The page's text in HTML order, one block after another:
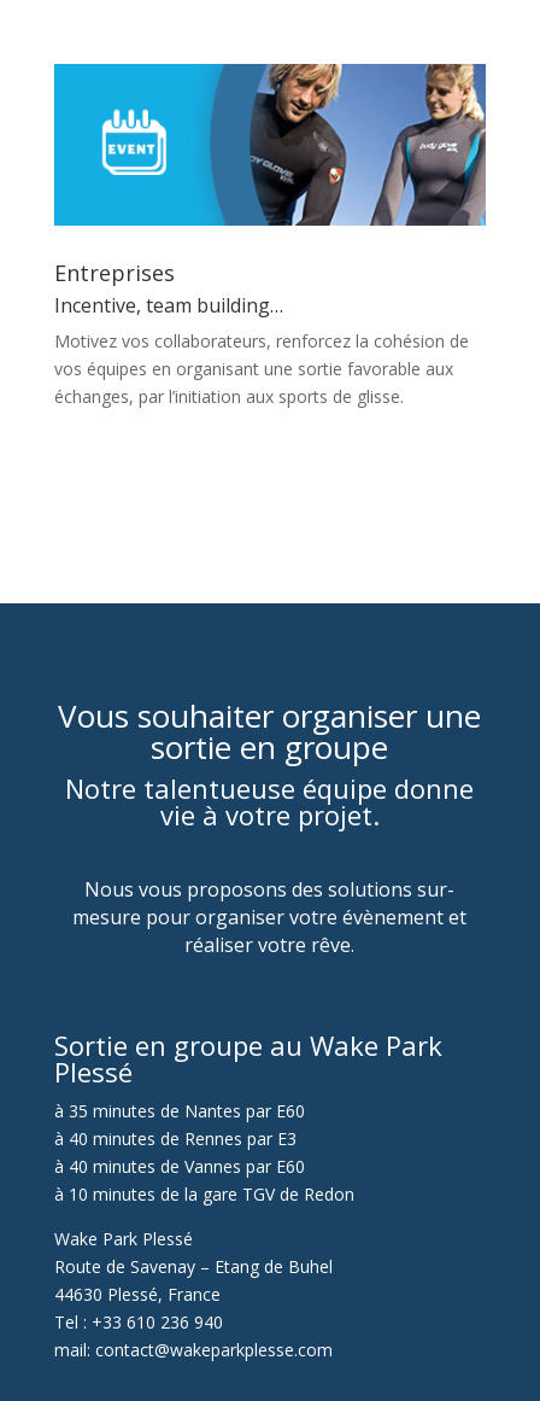
Entreprises
Incentive, team building…
Motivez vos collaborateurs, renforcez la cohésion de
vos équipes en organisant une sortie favorable aux
échanges, par l’initiation aux sports de glisse.
Vous souhaiter organiser une
sortie en groupe
Notre talentueuse équipe donne
vie à votre projet.
Nous vous proposons des solutions sur-
mesure pour organiser votre évènement et
réaliser votre rêve.
Sortie en groupe au Wake Park
Plessé
à 35 minutes de Nantes par E60
à 40 minutes de Rennes par E3
à 40 minutes de Vannes par E60
à 10 minutes de la gare TGV de Redon
Wake Park Plessé
Route de Savenay – Etang de Buhel
44630 Plessé, France
Tel : +33 610 236 940
mail: contact@wakeparkplesse.com